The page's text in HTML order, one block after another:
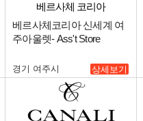
베르사체 코리아
베르사체코리아 신세계 여
주아울렛- Ass't Store
경기 여주시 상세보기